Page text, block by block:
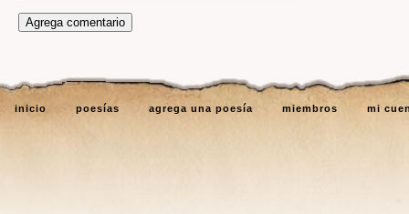
inicio poesías agrega una poesía miembros mi